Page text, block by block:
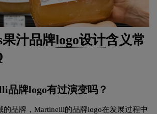
汁品牌logo设计含义常
品牌logo有过演变吗？
的品牌，Martinelli的品牌logo在发展过程中